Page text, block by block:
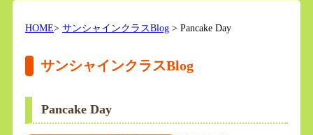
HOME> サンシャインクラスBlog> Pancake Day
サンシャインクラスBlog
Pancake Day